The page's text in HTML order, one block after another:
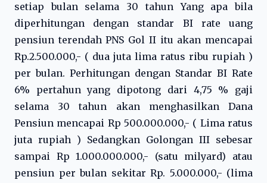
setiap bulan selama 30 tahun Yang apa bila
diperhitungan dengan standar BI rate uang
pensiun terendah PNS Gol II itu akan mencapai
Rp.2.500.000,- ( dua juta lima ratus ribu rupiah )
per bulan. Perhitungan dengan Standar BI Rate
6% pertahun yang dipotong dari 4,75 % gaji
selama 30 tahun akan menghasilkan Dana
Pensiun mencapai Rp 500.000.000,- ( Lima ratus
juta rupiah ) Sedangkan Golongan III sebesar
sampai Rp 1.000.000.000,- (satu milyard) atau
pensiun per bulan sekitar Rp. 5.000.000,- (lima